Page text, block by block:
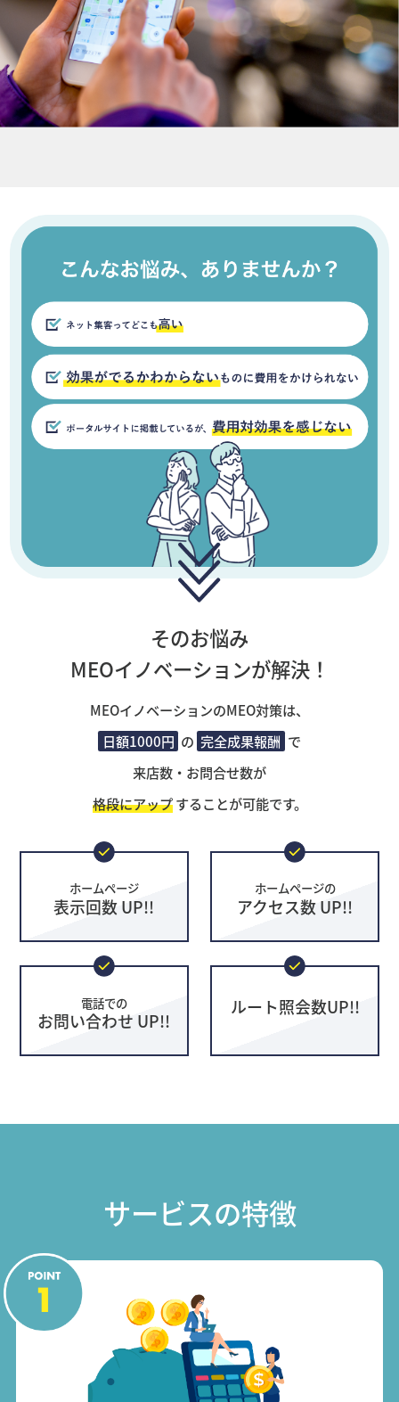
そのお悩み
MEOイノベーションが解決！
MEOイノベーションのMEO対策は、
日額1000円 の 完全成果報酬 で
来店数・お問合せ数が
格段にアップすることが可能です。
ホームページ
表示回数 UP!!
ホームページの
アクセス数 UP!!
電話での
お問い合わせ UP!!
ルート照会数UP!!
サービスの特徴